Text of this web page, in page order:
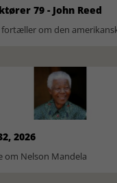
79 - John Reed
om den
2026
om Nelson Mandela